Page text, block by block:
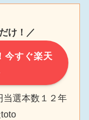
け！／
今すぐ楽天
当選本数１２年